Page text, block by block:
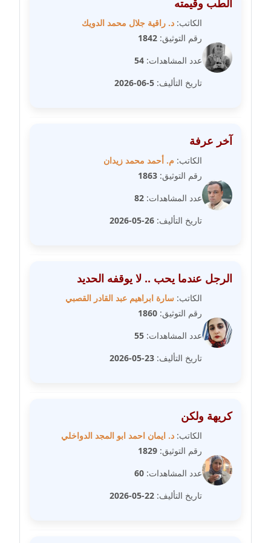
مدونة سارة ابراهيم
عاملة
عاملة
مدونة سالي علاء الدين
مدونة سامح رشاد
عاملة
مدونة سامح طلعت
مدونة سامح فرج
مدونة سحر أبو العلا
عاملة
مدونة سحر حسب الله
مدونة سعاد سيد
عاملة
مدونة سعيد زعلوك
معلق
مدونة سلوى بدران
الطب وقيمته
الكاتب: د. راقية جلال محمد الدويك
رقم التوثيق: 1842
عدد المشاهدات: 54
تاريخ التأليف: 5-06-2026
آخر عرفة
الكاتب: م. أحمد محمد زيدان
رقم التوثيق: 1863
عدد المشاهدات: 82
تاريخ التأليف: 26-05-2026
الرجل عندما يحب .. لا يوقفه الحديد
الكاتب: سارة ابراهيم عبد القادر القصبي
رقم التوثيق: 1860
عدد المشاهدات: 55
تاريخ التأليف: 23-05-2026
كريهة ولكن
الكاتب: د. ايمان احمد ابو المجد الدواخلي
رقم التوثيق: 1829
عدد المشاهدات: 60
تاريخ التأليف: 22-05-2026